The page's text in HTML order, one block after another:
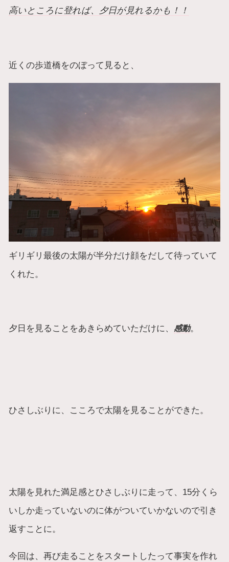
高いところに登れば、夕日が見れるかも！！
近くの歩道橋をのぼって見ると、
ギリギリ最後の太陽が半分だけ顔をだして待っていて
くれた。
夕日を見ることをあきらめていただけに、 感動。
ひさしぶりに、こころで太陽を見ることができた。
太陽を見れた満足感とひさしぶりに走って、15分くら
いしか走っていないのに体がついていかないので引き
返すことに。
今回は、再び走ることをスタートしたって事実を作れ